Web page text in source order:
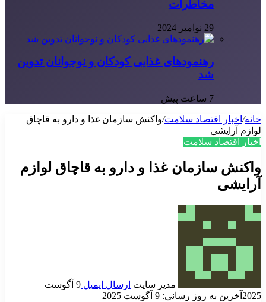
مخاطرات
29 نوامبر 2024
رهنمودهای غذایی کودکان و نوجوانان تدوین
شد
7 ساعت پیش
خانه/ اخبار اقتصاد سلامت/واکنش سازمان غذا و دارو به قاچاق
لوازم آرایشی
اخبار اقتصاد سلامت
واکنش سازمان غذا و دارو به قاچاق لوازم
آرایشی
مدیر سایت ارسال ایمیل
9 آگوست
2025 آخرین به روز رسانی: 9 آگوست 2025